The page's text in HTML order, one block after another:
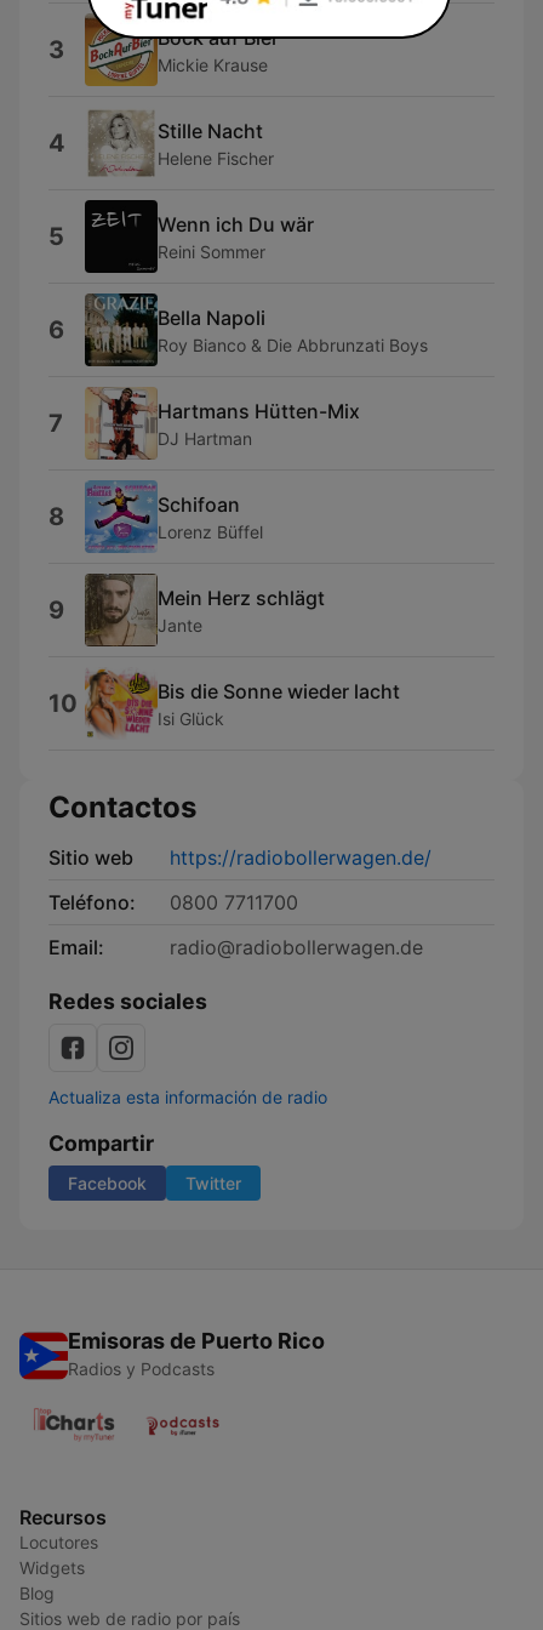
3 Bock auf Bier
Mickie Krause
4 Stille Nacht
Helene Fischer
5 Wenn ich Du wär
Reini Sommer
6 Bella Napoli
Roy Bianco & Die Abbrunzati Boys
7 Hartmans Hütten-Mix
DJ Hartman
8 Schifoan
Lorenz Büffel
9 Mein Herz schlägt
Jante
10 Bis die Sonne wieder lacht
Isi Glück
Contactos
Sitio web
https://radiobollerwagen.de/
Teléfono:
0800 7711700
Email:
radio@radiobollerwagen.de
Redes sociales
Actualiza esta información de radio
Compartir
Facebook Twitter
Emisoras de Puerto Rico
Radios y Podcasts
Recursos
Locutores
Widgets
Blog
Sitios web de radio por país